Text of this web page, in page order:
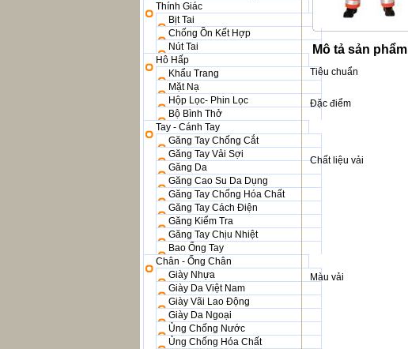
Thính Giác
Bịt Tai
Chống Ồn Kết Hợp
Nút Tai
Hô Hấp
Khẩu Trang
Mặt Nạ
Hộp Lọc- Phin Lọc
Bộ Bình Thở
Tay - Cánh Tay
Găng Tay Chống Cắt
Găng Tay Vải Sợi
Găng Da
Găng Cao Su Da Dụng
Găng Tay Chống Hóa Chất
Găng Tay Cách Điện
Găng Kiểm Tra
Găng Tay Chịu Nhiệt
Bao Ống Tay
Chân - Ống Chân
Giày Nhựa
Giày Da Việt Nam
Giày Vãi Lao Động
Giày Da Ngoại
Ủng Chống Nước
Ủng Chống Hóa Chất
Mô tả sản phẩm
Tiêu chuẩn
Đặc điểm
Chất liệu vải
Màu vải